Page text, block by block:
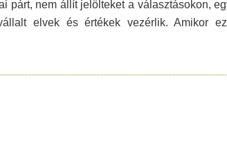
párt, nem állít jelölteket a választásokon,
elvek és értékek vezérlik. Amikor